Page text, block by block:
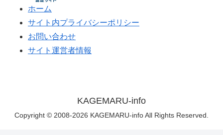
ホーム
サイト内プライバシーポリシー
お問い合わせ
サイト運営者情報
KAGEMARU-info
Copyright © 2008-2026 KAGEMARU-info All Rights Reserved.